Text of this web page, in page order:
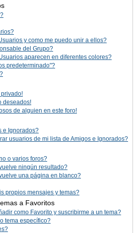
y como me puedo unir a ellos?
del Grupo?
aparecen en diferentes colores?
predeterminado"?
privado!
deseados!
de alguien en este foro!
e Ignorados?
usuarios de mi lista de Amigos e Ignorados?
o varios foros?
ningún resultado?
una página en blanco?
propios mensajes y temas?
a Favoritos
como Favorito y suscribirme a un tema?
tema específico?